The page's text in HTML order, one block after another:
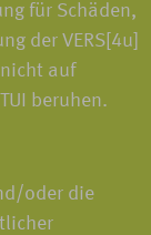
für Schäden,
der VERS[4u]
auf
beruhen.
oder die